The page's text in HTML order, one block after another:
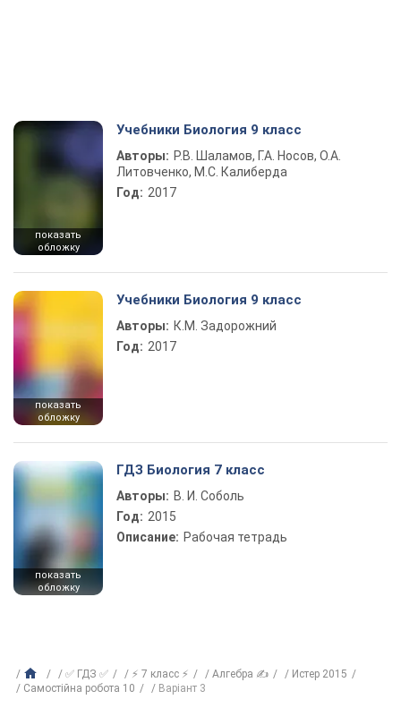
показать
обложку
Учебники Биология 9 класс
Авторы: Р.В. Шаламов, Г.А. Носов, О.А.
Литовченко, М.С. Калиберда
Год: 2017
показать
обложку
Учебники Биология 9 класс
Авторы: К.М. Задорожний
Год: 2017
показать
обложку
ГДЗ Биология 7 класс
Авторы: В. И. Соболь
Год: 2015
Описание: Рабочая тетрадь
✅ ГДЗ ✅ ⚡ 7 класс ⚡ Алгебра ✍
Истер 2015
Самостійна робота 10
Варіант 3